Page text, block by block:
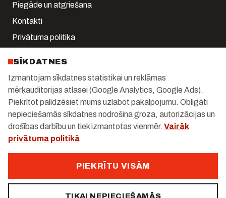
Piegāde un atgriešana
Kontakti
Privātuma politika
KONTAKTI
Kalnciema iela 1-k2, Rīga
+371 29 247 171
info@gastrolux.lv
Darba dienās 10:00–18:00
SĪKDATNES
Izmantojam sīkdatnes statistikai un reklāmas
mērķauditorijas atlasei (Google Analytics, Google Ads).
Piekrītot palīdzēsiet mums uzlabot pakalpojumu. Obligāti
nepieciešamās sīkdatnes nodrošina groza, autorizācijas un
drošības darbību un tiek izmantotas vienmēr. Vairāk
privātuma politikā
PIEKRĪTU VISĀM
TIKAI NEPIECIEŠAMĀS